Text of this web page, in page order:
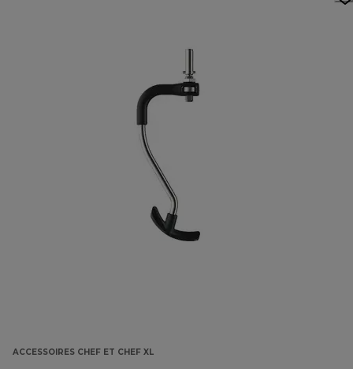
ACCESSOIRES CHEF ET CHEF XL